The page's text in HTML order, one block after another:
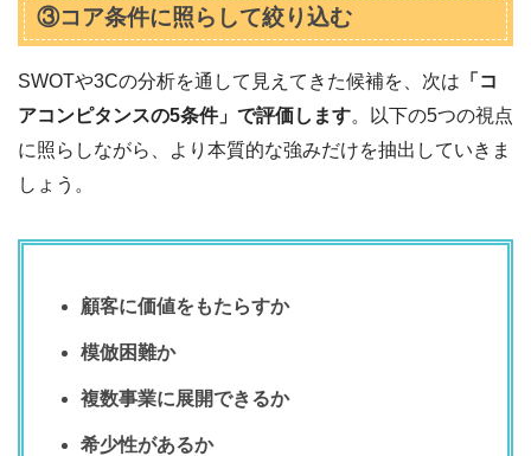
③コア条件に照らして絞り込む
SWOTや3Cの分析を通して見えてきた候補を、次は 「コ
アコンピタンスの5条件」で評価します。以下の5つの視点
に照らしながら、より本質的な強みだけを抽出していきま
しょう。
顧客に価値をもたらすか
模倣困難か
複数事業に展開できるか
希少性があるか